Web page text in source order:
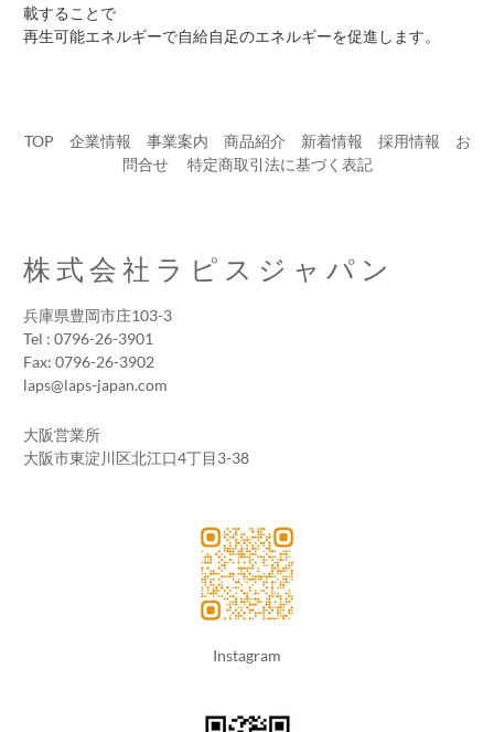
載することで
再生可能エネルギーで自給自足のエネルギーを促進します。
TOP 企業情報 事業案内 商品紹介 新着情報 採用情報
お
問合せ
特定商取引法に基づく表記
株式会社ラピスジャパン
兵庫県豊岡市庄103-3
Tel : 0796-26-3901
Fax: 0796-26-3902
laps@laps-japan.com
大阪営業所
大阪市東淀川区北江口4丁目3-38
Instagram